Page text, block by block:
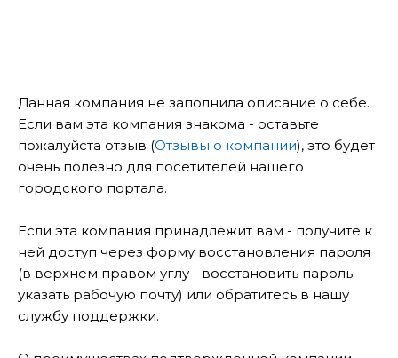
Данная компания не заполнила описание о себе.
Если вам эта компания знакома - оставьте
пожалуйста отзыв (Отзывы о компании), это будет
очень полезно для посетителей нашего
городского портала.
Если эта компания принадлежит вам - получите к
ней доступ через форму восстановления пароля
(в верхнем правом углу - восстановить пароль -
указать рабочую почту) или обратитесь в нашу
службу поддержки.